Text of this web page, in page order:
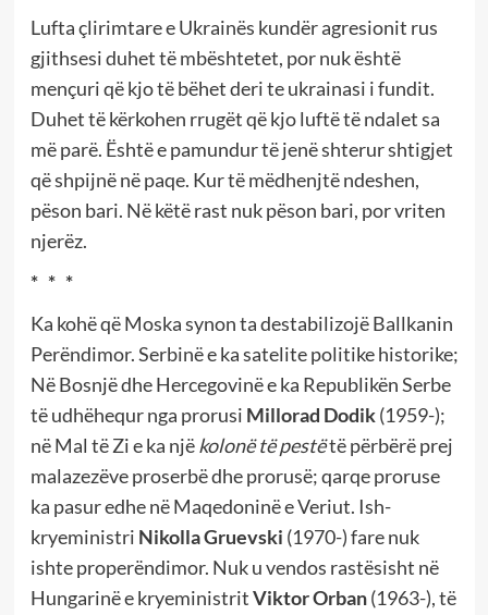
Lufta çlirimtare e Ukrainës kundër agresionit rus
gjithsesi duhet të mbështetet, por nuk është
mençuri që kjo të bëhet deri te ukrainasi i fundit.
Duhet të kërkohen rrugët që kjo luftë të ndalet sa
më parë. Është e pamundur të jenë shterur shtigjet
që shpijnë në paqe. Kur të mëdhenjtë ndeshen,
pëson bari. Në këtë rast nuk pëson bari, por vriten
njerëz.
* * *
Ka kohë që Moska synon ta destabilizojë Ballkanin
Perëndimor. Serbinë e ka satelite politike historike;
Në Bosnjë dhe Hercegovinë e ka Republikën Serbe
të udhëhequr nga prorusi Millorad Dodik(1959-);
në Mal të Zi e ka njëkolonë të pestëtë përbërë prej
malazezëve proserbë dhe prorusë; qarqe proruse
ka pasur edhe në Maqedoninë e Veriut. Ish-
kryeministri Nikolla Gruevski (1970-) fare nuk
ishte properëndimor. Nuk u vendos rastësisht në
Hungarinë e kryeministritViktor Orban(1963-), të